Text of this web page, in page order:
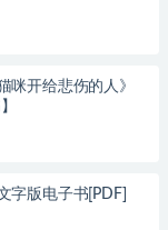
咪开给悲伤的人》
字版电子书[PDF]